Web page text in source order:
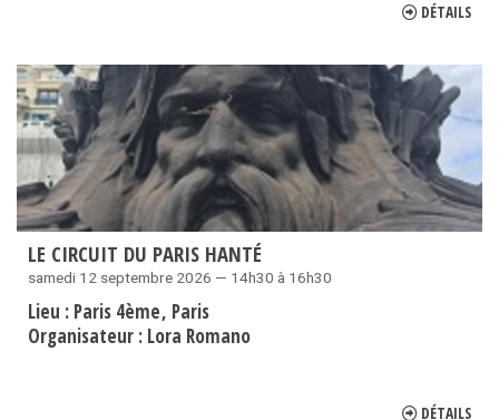
DÉTAILS
LE CIRCUIT DU PARIS HANTÉ
samedi 12 septembre 2026 — 14h30 à 16h30
Lieu : Paris 4ème Paris
Organisateur : Lora Romano
DÉTAILS